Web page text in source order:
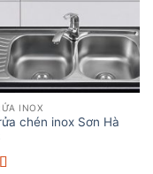
INOX
chén inox Sơn Hà